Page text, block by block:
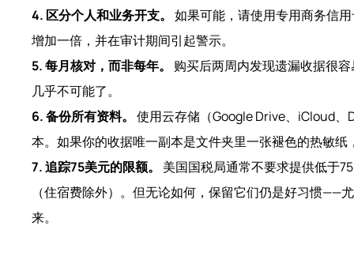
4. 区分个人和业务开支。 如果可能，请使用专用商务信
增加一倍，并在审计期间引起警示。
5. 每月核对，而非每年。
购买后两周内发现遗漏收据很
几乎不可能了。
6. 备份所有资料。 使用云存储（Google Drive、iCloud、
本。如果你的收据唯一副本是文件夹里一张褪色的热敏纸
7. 追踪75美元的限额。
美国国税局通常不要求提供低于
（住宿费除外）。但无论如何，保留它们仍是好习惯——
来。